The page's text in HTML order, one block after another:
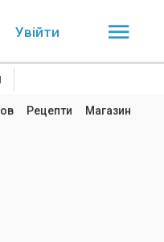
Увійти
Рецепти Магазин